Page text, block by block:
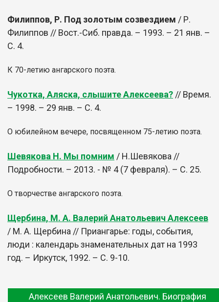
Филиппов, Р. Под золотым созвездием / Р.
Филиппов // Вост.-Сиб. правда. – 1993. – 21 янв. –
С. 4.
К 70-летию ангарского поэта.
Чукотка, Аляска, слышите Алексеева? // Время.
– 1998. – 29 янв. – С. 4.
О юбилейном вечере, посвященном 75-летию поэта.
Шевякова Н. Мы помним / Н.Шевякова //
Подробности. – 2013. - № 4 (7 февраля). – С. 25.
О творчестве ангарского поэта.
Щербина, М. А. Валерий Анатольевич Алексеев
/ М. А. Щербина // Приангарье: годы, события,
люди : календарь знаменательных дат на 1993
год. – Иркутск, 1992. – С. 9-10.
Алексеев Валерий Анатольевич. Биография